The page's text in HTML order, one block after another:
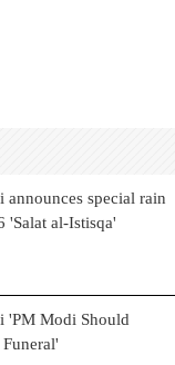
announces special rain
'Salat al-Istisqa'
'PM Modi Should